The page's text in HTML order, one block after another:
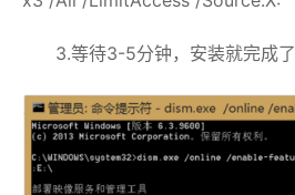
3.等待3-5分钟，安装就完成了